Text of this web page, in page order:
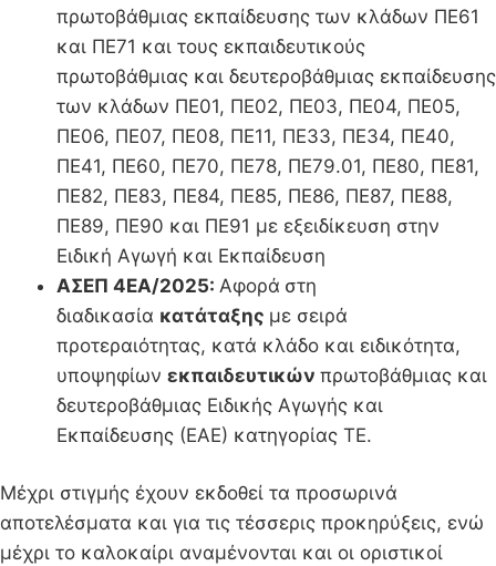
πρωτοβάθμιας εκπαίδευσης των κλάδων ΠΕ61
και ΠΕ71 και τους εκπαιδευτικούς
πρωτοβάθμιας και δευτεροβάθμιας εκπαίδευσης
των κλάδων ΠΕ01, ΠΕ02, ΠΕ03, ΠΕ04, ΠΕ05,
ΠΕ06, ΠΕ07, ΠΕ08, ΠΕ11, ΠΕ33, ΠΕ34, ΠΕ40,
ΠΕ41, ΠΕ60, ΠΕ70, ΠΕ78, ΠΕ79.01, ΠΕ80, ΠΕ81,
ΠΕ82, ΠΕ83, ΠΕ84, ΠΕ85, ΠΕ86, ΠΕ87, ΠΕ88,
ΠΕ89, ΠΕ90 και ΠΕ91 με εξειδίκευση στην
Ειδική Αγωγή και Εκπαίδευση
ΑΣΕΠ 4ΕΑ/2025: Αφορά στη
διαδικασία κατάταξης με σειρά
προτεραιότητας, κατά κλάδο και ειδικότητα,
υποψηφίων εκπαιδευτικών πρωτοβάθμιας και
δευτεροβάθμιας Ειδικής Αγωγής και
Εκπαίδευσης (ΕΑΕ) κατηγορίας ΤΕ.
Μέχρι στιγμής έχουν εκδοθεί τα προσωρινά
αποτελέσματα και για τις τέσσερις προκηρύξεις, ενώ
μέχρι το καλοκαίρι αναμένονται και οι οριστικοί